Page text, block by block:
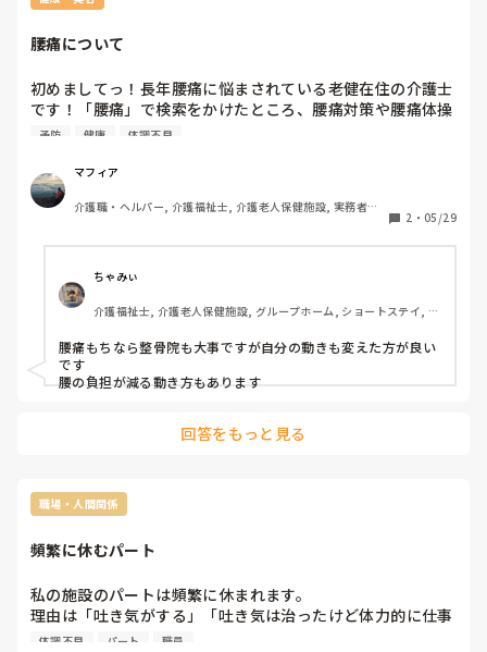
腰痛について
初めましてっ！長年腰痛に悩まされている老健在住の介護士
です！「腰痛」で検索をかけたところ、腰痛対策や腰痛体操
などは出てきたのですが、整骨院や接骨院、整体やマッサー
スレッドを作成しました！もちろん合う、合わないもあるか
とは思いますが、ここの整骨院、接骨院、整体、マッサージ
は良かったよ！というところはありますでしょうか？？私は
埼玉県さいたま市在住のため、出来れば埼玉県内で教えて下
さい！宜しくお願い致します！
予防 健康 体調不良
マフィア
介護職・ヘルパー, 介護福祉士, 介護老人保健施設, 実務者研
2 ・ 05/29
ちゃみぃ
介護福祉士, 介護老人保健施設, グループホーム, ショートステイ, デ
腰痛もちなら整骨院も大事ですが自分の動きも変えた方が良い
です
腰の負担が減る動き方もあります
回答をもっと見る
職場・人間関係
頻繁に休むパート
私の施設のパートは頻繁に休まれます。
理由は「吐き気がする」「吐き気は治ったけど体力的に仕事
するのが難しい」です。
体調不良 パート 職員